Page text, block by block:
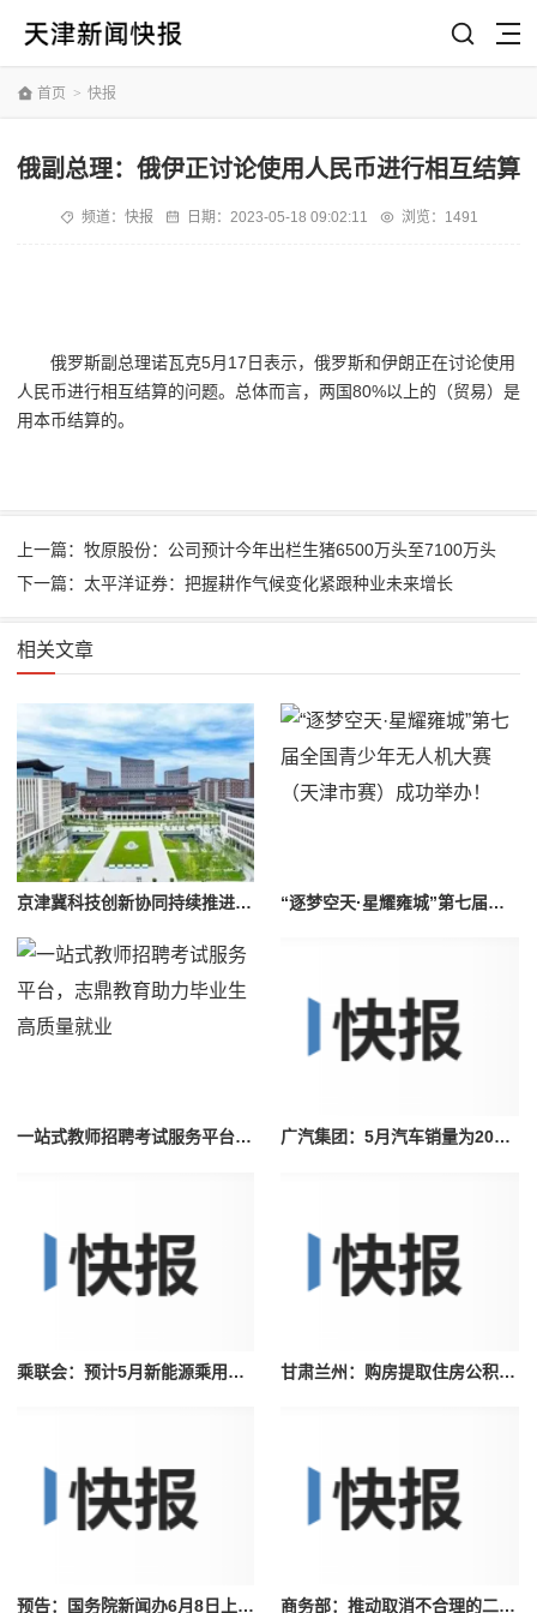
首页 > 快报
俄副总理：俄伊正讨论使用人民币进行相互结算
频道： 快报 日期： 2023-05-18 09:02:11 浏览：1491
俄罗斯副总理诺瓦克5月17日表示，俄罗斯和伊朗正在讨论使用
人民币进行相互结算的问题。总体而言，两国80%以上的（贸易）是
用本币结算的。
上一篇：牧原股份：公司预计今年出栏生猪6500万头至7100万头
下一篇：太平洋证券：把握耕作气候变化紧跟种业未来增长
相关文章
京津冀科技创新协同持续推进，眼神科技助推雄安新区城市大脑建设 “逐梦空天·星耀雍城”第七届全国青少年无人机大赛（天津市赛）成功举办！
一站式教师招聘考试服务平台，志鼎教育助力毕业生高质量就业 广汽集团：5月汽车销量为209606辆，同比增长14.50%
乘联会：预计5月新能源乘用车厂家批发销量67万辆环比增长11% 甘肃兰州：购房提取住房公积金期限延长至3年
预告：国务院新闻办6月8日上午10时召开应急管理司专题新闻发布会《权威部门谈》发布 商务部：推动取消不合理的二手车流通限制加快统一汽车市场建设